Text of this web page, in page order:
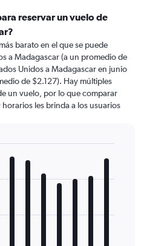
reservar un vuelo de
barato en el que se puede
a Madagascar (a un promedio de
Unidos a Madagascar en junio
de $2.127). Hay múltiples
un vuelo, por lo que comparar
les brinda a los usuarios